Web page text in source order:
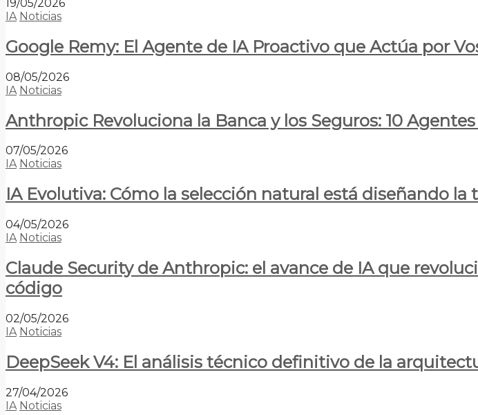
19/05/2026
IA Noticias
Google Remy: El Agente de IA Proactivo que Actúa por
08/05/2026
IA Noticias
Anthropic Revoluciona la Banca y los Seguros: 10
07/05/2026
IA Noticias
IA Evolutiva: Cómo la selección natural está diseñando
04/05/2026
IA Noticias
Claude Security de Anthropic: el avance de IA que
código
02/05/2026
IA Noticias
DeepSeek V4: El análisis técnico definitivo de la
27/04/2026
IA Noticias